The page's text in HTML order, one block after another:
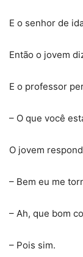
E o senhor de
Então o jovem
E o professor
– O que você
O jovem
– Bem eu me
– Ah, que bom
– Pois sim.